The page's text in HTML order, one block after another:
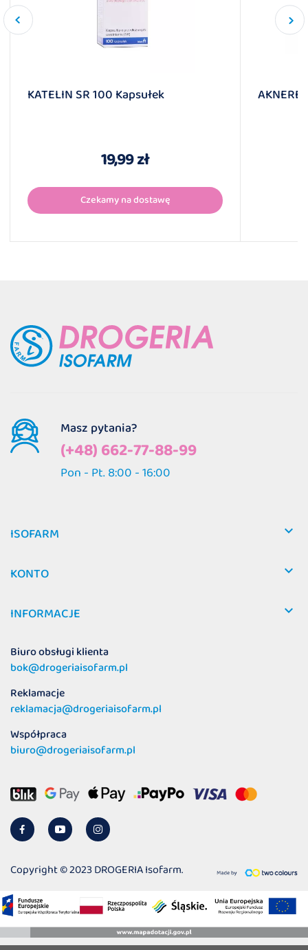
KATELIN SR 100 Kapsułek
19,99 zł
Czekamy na dostawę
Masz pytania?
(+48) 662-77-88-99
Pon - Pt. 8:00 - 16:00
ISOFARM 
KONTO 
INFORMACJE 
Biuro obsługi klienta
bok@drogeriaisofarm.pl
Reklamacje
reklamacja@drogeriaisofarm.pl
Współpraca
biuro@drogeriaisofarm.pl
Copyright © 2023 DROGERIA Isofarm.